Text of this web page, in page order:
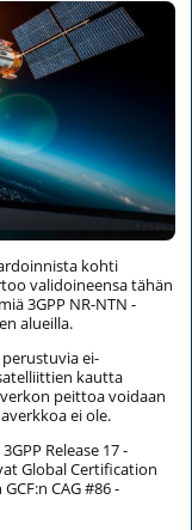
kohti
validoineensa tähän
3GPP NR-NTN -
alueilla.
ei-
kautta
peittoa voidaan
ei ole.
Release 17 -
Global Certification
CAG #86 -